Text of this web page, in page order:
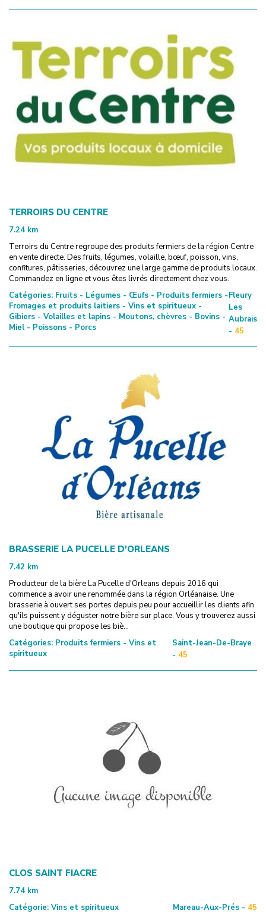
TERROIRS DU CENTRE
7.24 km
Terroirs du Centre regroupe des produits fermiers de la région Centre
en vente directe. Des fruits, légumes, volaille, bœuf, poisson, vins,
confitures, pâtisseries, découvrez une large gamme de produits locaux.
Commandez en ligne et vous êtes livrés directement chez vous.
Catégories: Fruits - Légumes - Œufs - Produits fermiers -
Fromages et produits laitiers - Vins et spiritueux -
Gibiers - Volailles et lapins - Moutons, chèvres - Bovins -
Miel - Poissons - Porcs
Fleury
Les
Aubrais
- 45
BRASSERIE LA PUCELLE D'ORLEANS
7.42 km
Producteur de la bière La Pucelle d'Orleans depuis 2016 qui
commence a avoir une renommée dans la région Orléanaise. Une
brasserie à ouvert ses portes depuis peu pour accueillir les clients afin
qu'ils puissent y déguster notre bière sur place. Vous y trouverez aussi
une boutique qui propose les biè...
Catégories: Produits fermiers - Vins et
spiritueux
Saint-Jean-De-Braye
- 45
CLOS SAINT FIACRE
7.74 km
Catégorie: Vins et spiritueux Mareau-Aux-Prés - 45